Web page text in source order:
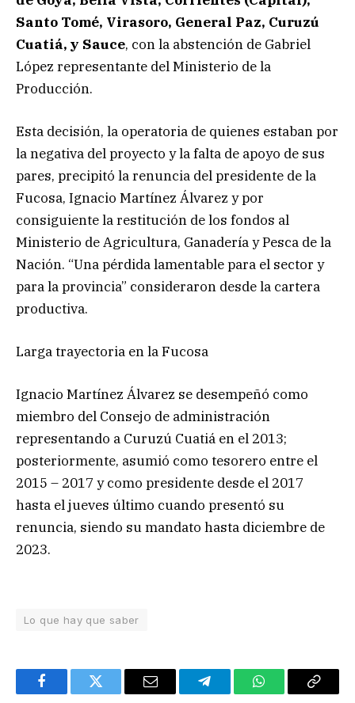
Santo Tomé, Virasoro, General Paz, Curuzú
Cuatiá, y Sauce, con la abstención de Gabriel
López representante del Ministerio de la
Producción.
Esta decisión, la operatoria de quienes estaban por
la negativa del proyecto y la falta de apoyo de sus
pares, precipitó la renuncia del presidente de la
Fucosa, Ignacio Martínez Álvarez y por
consiguiente la restitución de los fondos al
Ministerio de Agricultura, Ganadería y Pesca de la
Nación. “Una pérdida lamentable para el sector y
para la provincia” consideraron desde la cartera
productiva.
Larga trayectoria en la Fucosa
Ignacio Martínez Álvarez se desempeñó como
miembro del Consejo de administración
representando a Curuzú Cuatiá en el 2013;
posteriormente, asumió como tesorero entre el
2015 – 2017 y como presidente desde el 2017
hasta el jueves último cuando presentó su
renuncia, siendo su mandato hasta diciembre de
2023.
Lo que hay que saber
FacebookTwitter Email TelegramWhatsAppCopy